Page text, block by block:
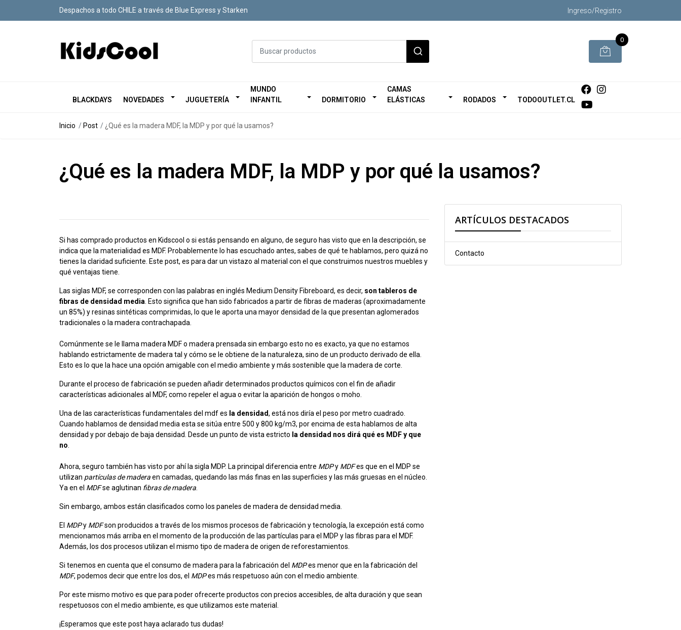
Despachos a todo CHILE a través de Blue Express y Starken Ingreso/Registro
0
BLACKDAYS NOVEDADES JUGUETERÍA
MUNDO
INFANTIL
DORMITORIO
CAMAS
ELÁSTICAS
RODADOS TODOOUTLET.CL
Inicio Post ¿Qué es la madera MDF, la MDP y por qué la usamos?
¿Qué es la madera MDF, la MDP y por qué la usamos?
Si has comprado productos en Kidscool o si estás pensando en alguno, de seguro has visto que en la descripción, se
indica que la materialidad es MDF. Probablemente lo has escuchado antes, sabes de qué te hablamos, pero quizá no
tienes la claridad suficiente. Este post, es para dar un vistazo al material con el que construimos nuestros muebles y
qué ventajas tiene.
Las siglas MDF, se corresponden con las palabras en inglés Medium Density Fibreboard, es decir, son tableros de
fibras de densidad media . Esto significa que han sido fabricados a partir de fibras de maderas (aproximadamente
un 85%) y resinas sintéticas comprimidas, lo que le aporta una mayor densidad de la que presentan aglomerados
tradicionales o la madera contrachapada.
Comúnmente se le llama madera MDF o madera prensada sin embargo esto no es exacto, ya que no estamos
hablando estrictamente de madera tal y cómo se le obtiene de la naturaleza, sino de un producto derivado de ella.
Esto es lo que la hace una opción amigable con el medio ambiente y más sostenible que la madera de corte.
Durante el proceso de fabricación se pueden añadir determinados productos químicos con el fin de añadir
características adicionales al MDF, como repeler el agua o evitar la aparición de hongos o moho.
Una de las características fundamentales del mdf es la densidad, está nos diría el peso por metro cuadrado.
Cuando hablamos de densidad media esta se sitúa entre 500 y 800 kg/m3, por encima de esta hablamos de alta
densidad y por debajo de baja densidad. Desde un punto de vista estricto la densidad nos dirá qué es MDF y que
no
Ahora, seguro también has visto por ahí la sigla MDP. La principal diferencia entre MDPy MDFes que en el MDP se
utilizan partículas de maderaen camadas, quedando las más finas en las superficies y las más gruesas en el núcleo.
Ya en el MDFse aglutinan fibras de madera
Sin embargo, ambos están clasificados como los paneles de madera de densidad media.
El MDPy MDFson producidos a través de los mismos procesos de fabricación y tecnología, la excepción está como
mencionamos más arriba en el momento de la producción de las partículas para el MDP y las fibras para el MDF.
Además, los dos procesos utilizan el mismo tipo de madera de origen de reforestamientos.
Si tenemos en cuenta que el consumo de madera para la fabricación del MDPes menor que en la fabricación del
MDF, podemos decir que entre los dos, el MDPes más respetuoso aún con el medio ambiente.
Por este mismo motivo es que para poder ofrecerte productos con precios accesibles, de alta duración y que sean
respetuosos con el medio ambiente, es que utilizamos este material.
¡Esperamos que este post haya aclarado tus dudas!
ARTÍCULOS DESTACADOS
Contacto